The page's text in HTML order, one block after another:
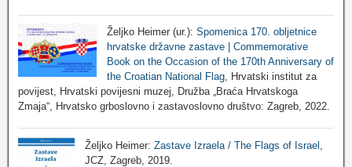
Željko Heimer (ur.): Spomenica 170. obljetnice
hrvatske državne zastave | Commemorative
Book on the Occasion of the 170th Anniversary of
the Croatian National Flag, Hrvatski institut za
povijest, Hrvatski povijesni muzej, Družba „Braća Hrvatskoga
Zmaja“, Hrvatsko grboslovno i zastavoslovno društvo: Zagreb, 2022.
Željko Heimer:Zastave Izraela / The Flags of Israel
JCZ, Zagreb, 2019.